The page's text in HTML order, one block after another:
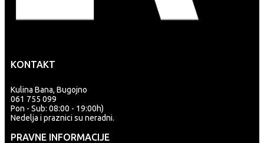
KONTAKT
Kulina Bana, Bugojno
061 755 099
Pon - Sub: 08:00 - 19:00h)
Nedelja i praznici su neradni.
PRAVNE INFORMACIJE